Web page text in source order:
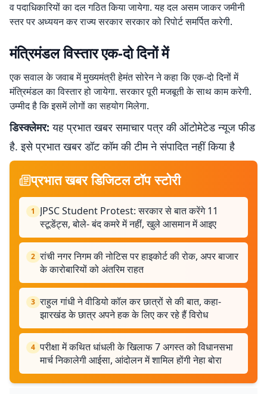
व पदाधिकारियों का दल गठित किया जायेगा. यह दल असम जाकर जमीनी
स्तर पर अध्ययन कर राज्य सरकार सरकार को रिपोर्ट समर्पित करेगी.
मंत्रिमंडल विस्तार एक-दो दिनों में
एक सवाल के जवाब में मुख्यमंत्री हेमंत सोरेन ने कहा कि एक-दो दिनों में
मंत्रिमंडल का विस्तार हो जायेगा. सरकार पूरी मजबूती के साथ काम करेगी.
उम्मीद है कि इसमें लोगों का सहयोग मिलेगा.
डिस्क्लेमर: यह प्रभात खबर समाचार पत्र की ऑटोमेटेड न्यूज फीड
है. इसे प्रभात खबर डॉट कॉम की टीम ने संपादित नहीं किया है
प्रभात खबर डिजिटल टॉप स्टोरी
1
JPSC Student Protest: सरकार से बात करेंगे 11
स्टूडेंट्स, बोले- बंद कमरे में नहीं, खुले आसमान में आइए
2 रांची नगर निगम की नोटिस पर हाइकोर्ट की रोक, अपर बाजार
के कारोबारियों को अंतरिम राहत
3 राहुल गांधी ने वीडियो कॉल कर छात्रों से की बात, कहा-
झारखंड के छात्र अपने हक के लिए कर रहे हैं विरोध
4 परीक्षा में कथित धांधली के खिलाफ 7 अगस्त को विधानसभा
मार्च निकालेगी आईसा, आंदोलन में शामिल होंगी नेहा बोरा